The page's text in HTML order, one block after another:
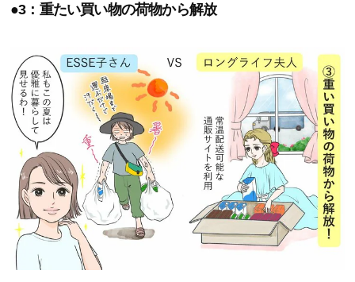
●3：重たい買い物の荷物から解放